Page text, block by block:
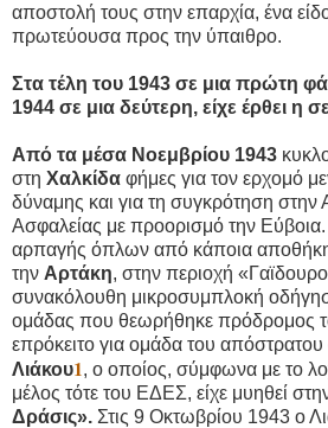
αποστολή τους στην επαρχία, ένα
πρωτεύουσα προς την ύπαιθρο.
Στα τέλη του 1943 σε μια πρώτη
1944 σε μια δεύτερη, είχε έρθει η
Από τα μέσα Νοεμβρίου 1943
στη Χαλκίδα φήμες για τον ερχομό
δύναμης και για τη συγκρότηση
Ασφαλείας με προορισμό την
αρπαγής όπλων από κάποια
την Αρτάκη, στην περιοχή
συνακόλουθη μικροσυμπλοκή
ομάδας που θεωρήθηκε πρόδρομος
επρόκειτο για ομάδα του
Λιάκου1, ο οποίος, σύμφωνα με το
μέλος τότε του ΕΔΕΣ, είχε μυηθεί
Δράσις». Στις 9 Οκτωβρίου 1943 ο